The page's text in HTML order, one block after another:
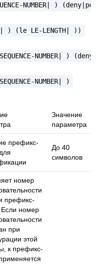
NUMBER| )
) (le LE-LENGTH| ))
SEQUENCE-NUMBER| )
SEQUENCE-NUMBER| )
Значение
параметра
префикс-
До 40
символов
номер
префикс-
Если номер
при
этой
к префикс-